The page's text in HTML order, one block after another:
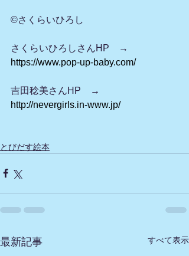
©さくらいひろし
さくらいひろしさんHP　→
https://www.pop-up-baby.com/
吉田稔美さんHP　→
http://nevergirls.in-www.jp/
とびだす絵本
最新記事 すべて表示